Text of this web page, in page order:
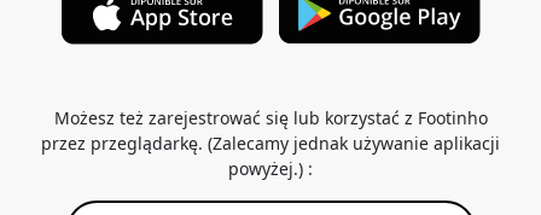
Możesz też zarejestrować się lub korzystać z Footinho
przez przeglądarkę. (Zalecamy jednak używanie aplikacji
powyżej.) :